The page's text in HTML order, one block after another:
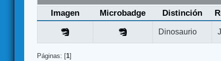
Imagen Microbadge Distinción
Dinosaurio
Páginas: [1]